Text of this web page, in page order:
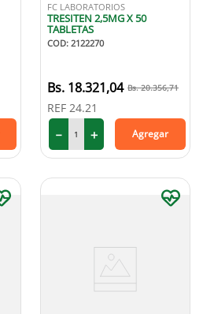
FC LABORATORIOS
TRESITEN 2,5MG X 50
TABLETAS
COD: 2122270
18.321,04 20.356,71
REF 24.21
＋
－ Agregar